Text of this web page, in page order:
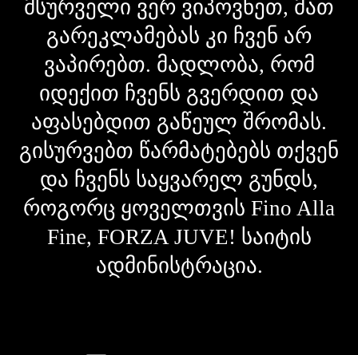
მსურველი ვერ ვიპოვნეთ, მათ
გარეკლამებას კი ჩვენ არ
ვაპირებთ. მადლობა, რომ
იდექით ჩვენს გვერდით და
აფასებდით გაწეულ შრომას.
გისურვებთ წარმატებებს თქვენ
და ჩვენს საყვარელ გუნდს,
როგორც ყოველთვის Fino Alla
Fine, FORZA JUVE! საიტის
ადმინისტრაცია.